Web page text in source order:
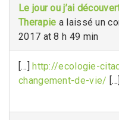
Le jour ou j’ai
Therapie a laissé un
2017 at 8 h 49 min
[…]http://ecologie-
changement-de-vie/ […]